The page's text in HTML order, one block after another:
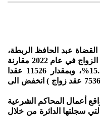
عبد الحافظ الربطة،
عن انخفاض ملحوظ في أعداد حالات الزواج في عام 2022 مقارنة
بعام 2021، وبنسبة انخفاض بلغت 15.2%، وبمقدار 11526 عقدا
حيث سجل في المملكة عام 2021 (75360 عقد زواج ) انخفض الى
أعمال المحاكم الشرعية
التي سجلتها الدائرة من خلال